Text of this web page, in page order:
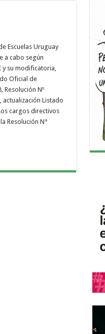
Escuelas Uruguay
a cabo según
y su modificatoria,
Oficial de
Resolución Nº
actualización Listado
cargos directivos
Resolución N°